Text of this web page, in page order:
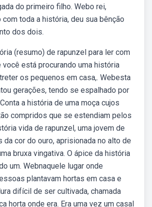
do primeiro filho. Webo rei,
toda a história, deu sua bênção
dos dois.
(resumo) de rapunzel para ler com
você está procurando uma história
os pequenos em casa,. Webesta
gerações, tendo se espalhado por
a história de uma moça cujos
compridos que se estendiam pelos
vida de rapunzel, uma jovem de
da cor do ouro, aprisionada no alto de
bruxa vingativa. O ápice da história
um. Webnaquele lugar onde
plantavam hortas em casa e
difícil de ser cultivada, chamada
horta onde era. Era uma vez um casal